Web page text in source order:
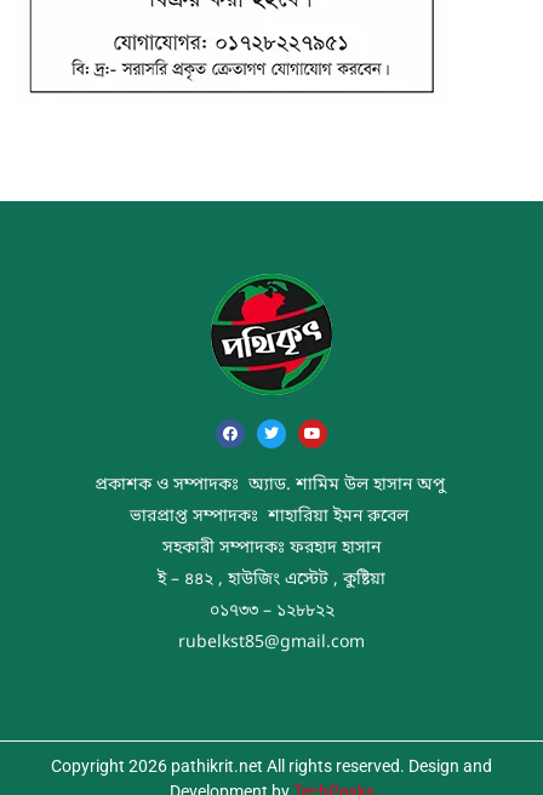
প্রকাশক ও সম্পাদকঃ অ্যাড. শামিম উল হাসান অপু
ভারপ্রাপ্ত সম্পাদকঃ শাহারিয়া ইমন রুবেল
সহকারী সম্পাদকঃ ফরহাদ হাসান
ই – ৪৪২ , হাউজিং এস্টেট , কুষ্টিয়া
০১৭৩৩ – ১২৮৮২২
rubelkst85@gmail.com
Copyright 2026 pathikrit.net All rights reserved. Design and
Development byTechPeaks